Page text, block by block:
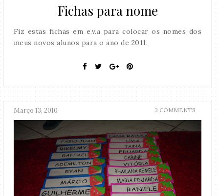
Fichas para nome
Fiz estas fichas em e.v.a para colocar os nomes dos
meus novos alunos para o ano de 2011.
Março 13, 2010 3 COMMENTS